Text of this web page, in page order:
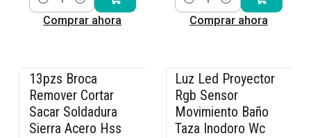
Cantidad
Comprar ahora
Cantidad
Comprar ahora
-15% OFF
13pzs Broca
Remover Cortar
Sacar Soldadura
Sierra Acero Hss
-8% OFF
Luz Led Proyector
Rgb Sensor
Movimiento Baño
Taza Inodoro Wc